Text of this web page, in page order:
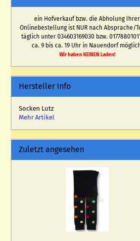
ein Hofverkauf bzw. die Abholung Ihrer
Onlinebestellung ist NUR nach Absprache/
täglich unter 034603169030 bzw.
ca. 9 bis ca. 19 Uhr in Nauendorf
Wir haben KEINEN Laden!
Hersteller Info
Socken Lutz
Mehr Artikel
Zuletzt angesehen